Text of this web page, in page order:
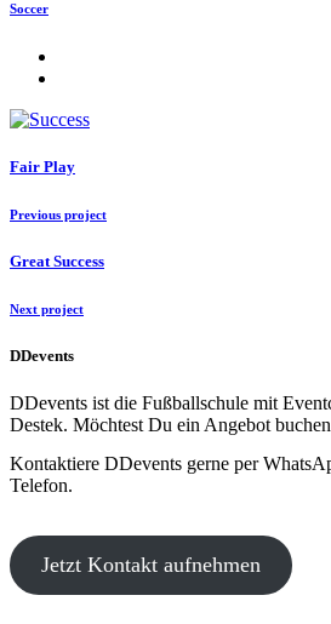
Soccer
Fair Play
Previous project
Great Success
Next project
DDevents
DDevents ist die Fußballschule mit
Destek. Möchtest Du ein Angebot
Kontaktiere DDevents gerne per
Telefon.
Jetzt Kontakt aufnehmen